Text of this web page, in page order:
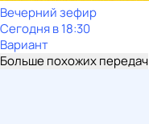
Вечерний зефир
Сегодня в 18:30
Вариант
Больше похожих передач